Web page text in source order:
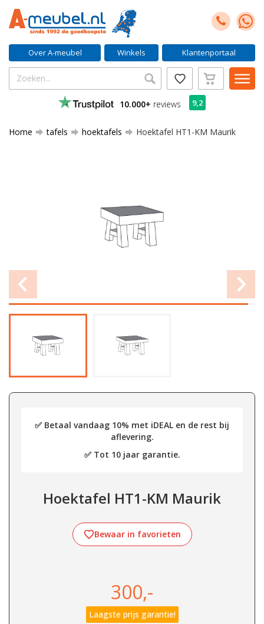
Over A-meubel Winkels Klantenportaal
10.000+ reviews 9,2
Home tafels hoektafels Hoektafel HT1-KM Maurik
✅ Betaal vandaag 10% met iDEAL en de rest bij
aflevering.
✅ Tot 10 jaar garantie.
Hoektafel HT1-KM Maurik
Bewaar in favorieten
300,-
Laagste prijs garantie!